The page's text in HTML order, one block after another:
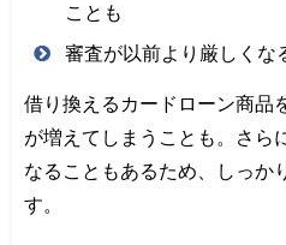
ことも
審査が以前より厳しくな
借り換えるカードローン商品
が増えてしまうことも。さら
なることもあるため、しっか
す。